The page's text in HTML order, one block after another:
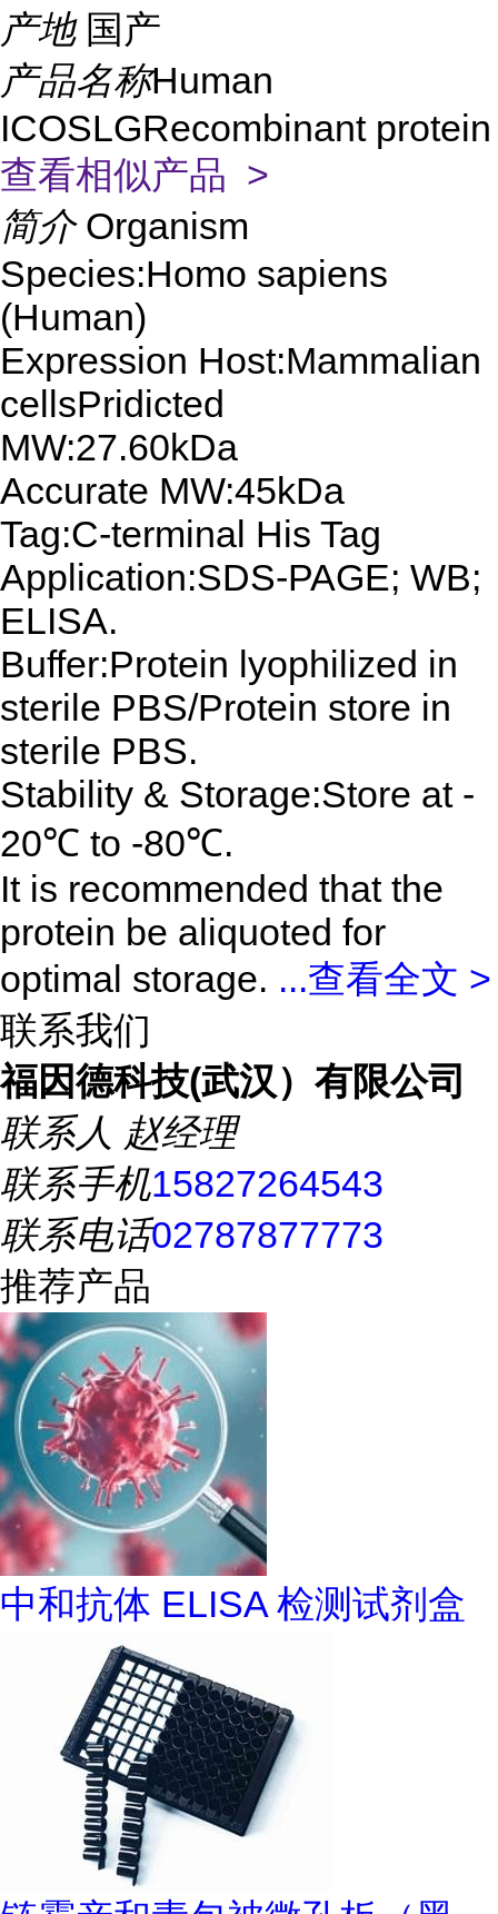
产地 国产
产品名称Human
ICOSLGRecombinant protein
查看相似产品 >
简介 Organism
Species:Homo sapiens
(Human)
Expression Host:Mammalian
cellsPridicted
MW:27.60kDa
Accurate MW:45kDa
Tag:C-terminal His Tag
Application:SDS-PAGE; WB;
ELISA.
Buffer:Protein lyophilized in
sterile PBS/Protein store in
sterile PBS.
Stability & Storage:Store at -
20℃ to -80℃.
It is recommended that the
protein be aliquoted for
optimal storage. ...查看全文 >
联系我们
福因德科技(武汉）有限公司
联系人 赵经理
联系手机15827264543
联系电话02787877773
推荐产品
中和抗体 ELISA 检测试剂盒